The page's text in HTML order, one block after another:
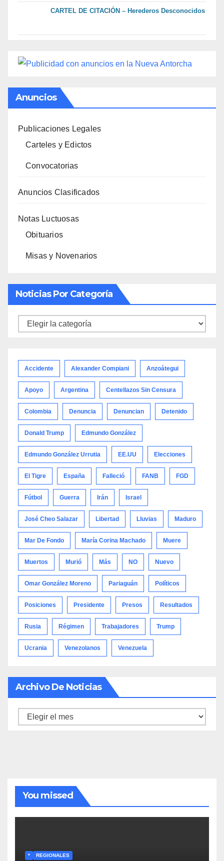
CARTEL DE CITACIÓN – Herederos Desconocidos
Anuncios
Publicaciones Legales
Carteles y Edictos
Convocatorias
Anuncios Clasificados
Notas Luctuosas
Obituarios
Misas y Novenarios
Noticias Por Categoría
Noticias
Accidente Alexander Compiani Anzoátegui
Apoyo Argentina Centellazos Sin Censura
Colombia Denuncia Denuncian Detenido
Donald Trump Edmundo González
Edmundo González Urrutia EE.UU Elecciones
El Tigre España Falleció FANB FGD
Fútbol Guerra Irán Israel
José Cheo Salazar Libertad Lluvias Maduro
Mar De Fondo María Corina Machado Muere
Muertos Murió Más NO Nuevo
Omar González Moreno Pariaguán Políticos
Posiciones Presidente Presos Resultados
Rusia Régimen Trabajadores Trump
Ucrania Venezolanos Venezuela
Archivo De Noticias
Archivo
You missed
* REGIONALES